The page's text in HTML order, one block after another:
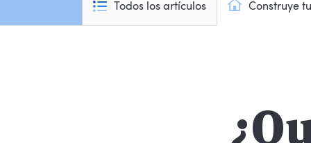
Todos los artículos Construye